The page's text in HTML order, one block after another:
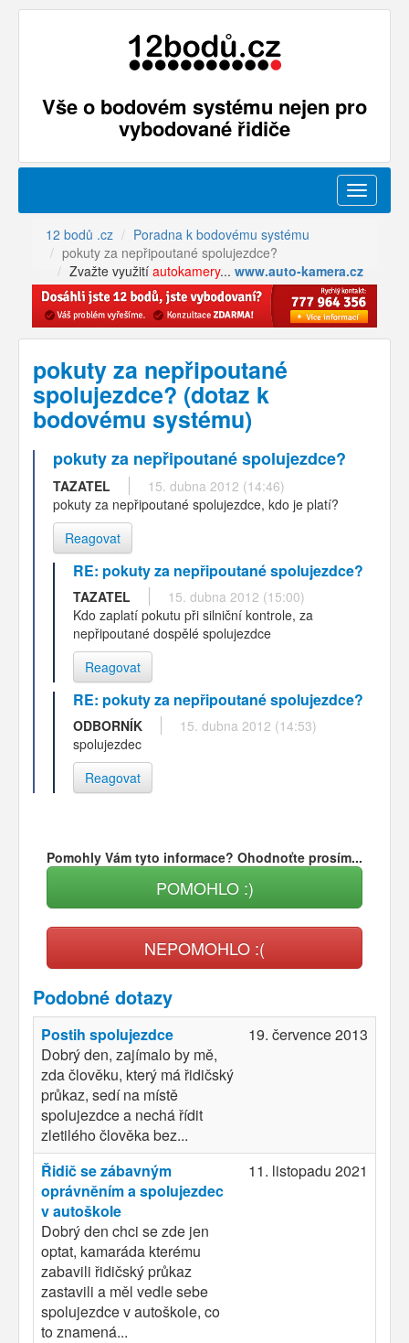
Vše o bodovém systému nejen pro
vybodované řidiče
Menu
12 bodů .cz
Poradna k bodovému systému
pokuty za nepřipoutané spolujezdce?
Zvažte využití autokamery... www.auto-kamera.cz
pokuty za nepřipoutané
spolujezdce? (dotaz k
bodovému systému)
pokuty za nepřipoutané spolujezdce?
TAZATEL
15. dubna 2012 (14:46)
pokuty za nepřipoutané spolujezdce, kdo je platí?
Reagovat
RE: pokuty za nepřipoutané spolujezdce?
TAZATEL
15. dubna 2012 (15:00)
Kdo zaplatí pokutu při silniční kontrole, za
nepřipoutané dospělé spolujezdce
Reagovat
RE: pokuty za nepřipoutané spolujezdce?
ODBORNÍK
15. dubna 2012 (14:53)
spolujezdec
Reagovat
Pomohly Vám tyto informace? Ohodnoťte prosím...
POMOHLO :)
NEPOMOHLO :(
Podobné dotazy
Postih spolujezdce
Dobrý den, zajímalo by mě,
zda člověku, který má řidičský
průkaz, sedí na místě
spolujezdce a nechá řídit
zletilého člověka bez...
19. července 2013
Řidič se zábavným
oprávněním a spolujezdec
v autoškole
Dobrý den chci se zde jen
optat, kamaráda kterému
zabavili řidičský průkaz
zastavili a měl vedle sebe
spolujezdce v autoškole, co
to znamená...
11. listopadu 2021